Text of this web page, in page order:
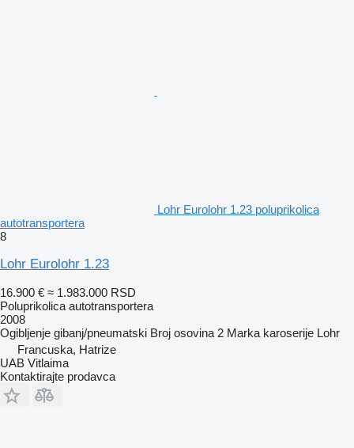
Lohr Eurolohr 1.23 poluprikolica
autotransportera
8
Lohr Eurolohr 1.23
16.900 € ≈ 1.983.000 RSD
Poluprikolica autotransportera
2008
Ogibljenje gibanj/pneumatski Broj osovina 2 Marka karoserije Lohr
Francuska, Hatrize
UAB Vitlaima
Kontaktirajte prodavca